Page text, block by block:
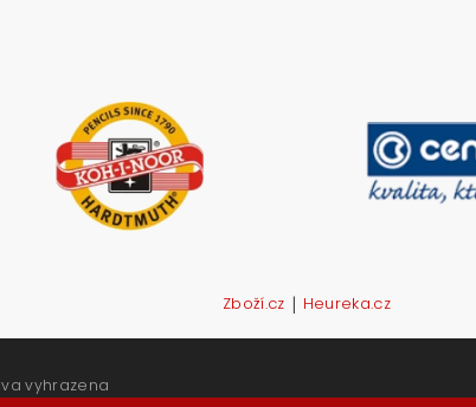
Zboží.cz | Heureka.cz
vyhrazena